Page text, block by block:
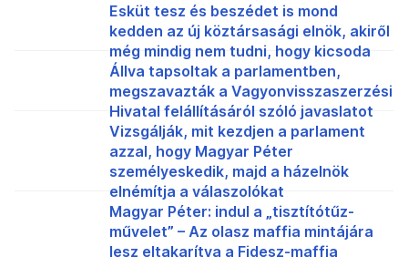
Esküt tesz és beszédet is mond
kedden az új köztársasági elnök, akiről
még mindig nem tudni, hogy kicsoda
Állva tapsoltak a parlamentben,
megszavazták a Vagyonvisszaszerzési
Hivatal felállításáról szóló javaslatot
Vizsgálják, mit kezdjen a parlament
azzal, hogy Magyar Péter
személyeskedik, majd a házelnök
elnémítja a válaszolókat
Magyar Péter: indul a „tisztítótűz-
művelet” – Az olasz maffia mintájára
lesz eltakarítva a Fidesz-maffia